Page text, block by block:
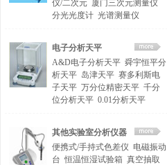
仪/二次元 厦门三次元测量仪
分光光度计 光谱测量仪
电子分析天平
A&D电子分析天平 舜宇恒平分
析天平 岛津天平 赛多利斯电
子天平 万分位精密天平 千分
位分析天平 0.01分析天平
其他实验室分析仪器
便携式/手持式色差仪 电磁振动
台 恒温恒湿试验箱 真空抽取